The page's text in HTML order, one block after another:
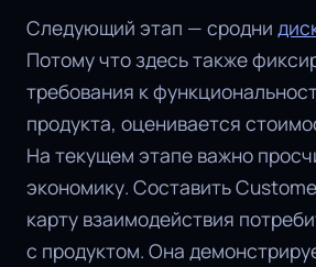
Следующий этап — сродни
Потому что здесь также
требования к
продукта, оценивается
На текущем этапе важно
экономику. Составить
карту взаимодействия
с продуктом. Она